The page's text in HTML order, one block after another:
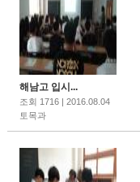
해남고 입시...
조회 1716 | 2016.08.04
토목과